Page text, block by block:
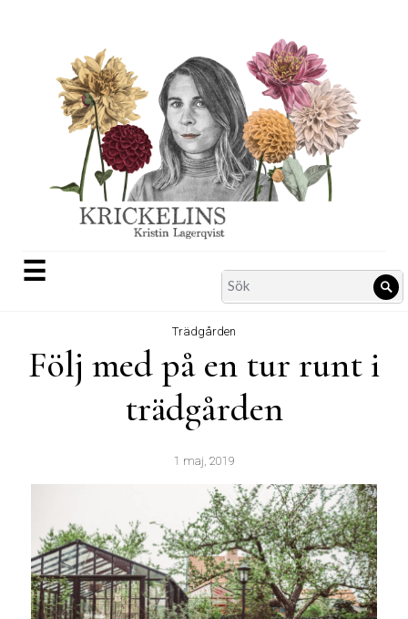
☰
Search
for:
Trädgården
Följ med på en tur runt i
trädgården
1 maj, 2019